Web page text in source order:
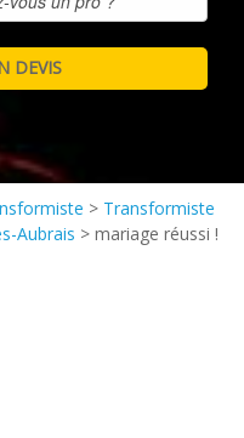
> Transformiste
Aubrais > mariage réussi !